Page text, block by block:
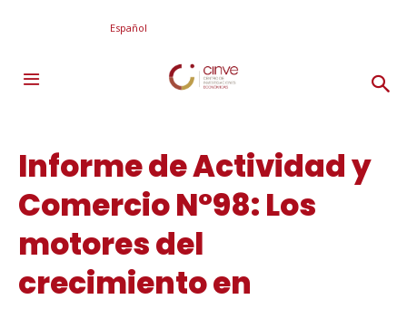
Español
Informe de Actividad y
Comercio N°98: Los
motores del
crecimiento en